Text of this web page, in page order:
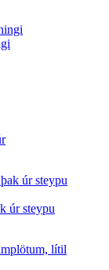
úr steypu